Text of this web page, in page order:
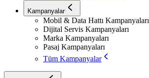
Kampanyalar
Mobil & Data Hattı Kampanyaları
Dijital Servis Kampanyaları
Marka Kampanyaları
Pasaj Kampanyaları
Tüm Kampanyalar